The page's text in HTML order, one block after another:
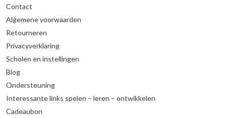
Contact
Algemene voorwaarden
Retourneren
Privacyverklaring
Scholen en instellingen
Blog
Ondersteuning
Interessante links spelen – leren – ontwikkelen
Cadeaubon